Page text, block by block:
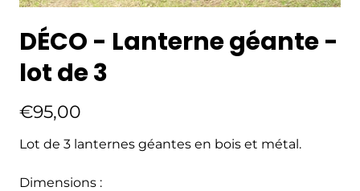
DÉCO - Lanterne géante -
lot de 3
€95,00
Lot de 3 lanternes géantes en bois et métal.
Dimensions :